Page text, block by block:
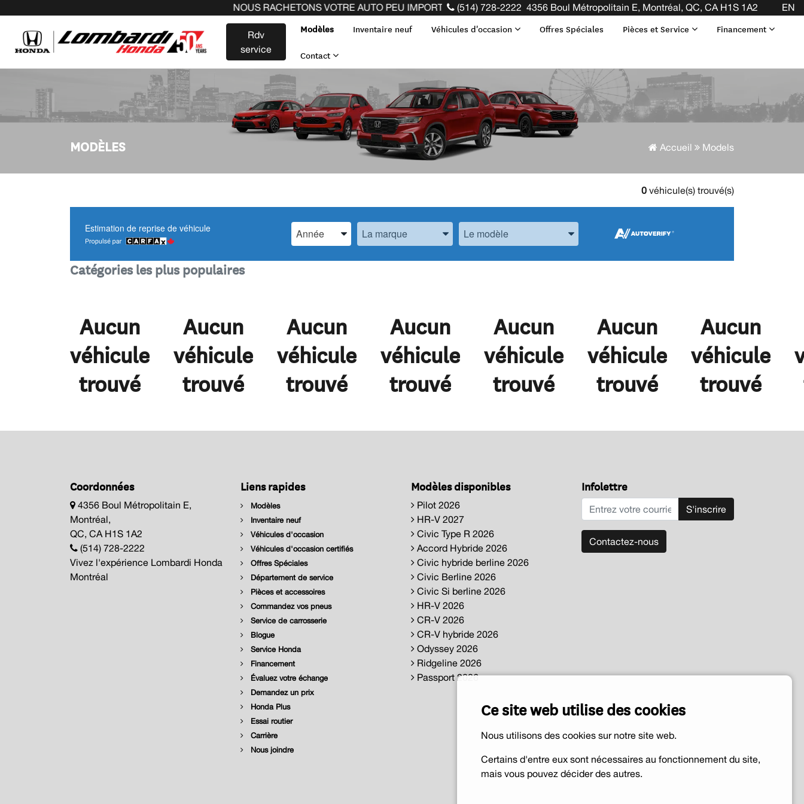
NOUS RACHETONS VOTRE AUTO PEU IMPORTE LA MARQUE AVANT LA FIN DE VOTRE BAIL ! CLIQUEZ ICI
(514) 728-2222 4356 Boul Métropolitain E, Montréal, QC, CA H1S 1A2 EN
Rdv
service
Modèles Inventaire neuf Véhicules d'occasion Offres Spéciales Pièces et Service Financement
Contact
Accueil Models
MODÈLES
0 véhicule(s) trouvé(s)
Estimation de reprise de véhicule Spécifiez l’Année, la Marque et le Modèle
Spécifiez l’Année, la Marque et le ModèleSpécifiez l’Année, la Marque et le Modèle
Catégories les plus populaires
Aucun
véhicule
trouvé
Aucun
véhicule
trouvé
Aucun
véhicule
trouvé
Aucun
véhicule
trouvé
Aucun
véhicule
trouvé
Aucun
véhicule
trouvé
Aucun
véhicule
trouvé
Coordonnées
4356 Boul Métropolitain E,
Montréal,
QC, CA H1S 1A2
(514) 728-2222
Vivez l'expérience Lombardi Honda
Montréal
Liens rapides
Modèles
Inventaire neuf
Véhicules d'occasion
Véhicules d'occasion certifiés
Offres Spéciales
Département de service
Pièces et accessoires
Commandez vos pneus
Service de carrosserie
Blogue
Service Honda
Financement
Évaluez votre échange
Demandez un prix
Honda Plus
Essai routier
Carrière
Nous joindre
Modèles disponibles
Pilot 2026
HR-V 2027
Civic Type R 2026
Accord Hybride 2026
Civic hybride berline 2026
Civic Berline 2026
Civic Si berline 2026
HR-V 2026
CR-V 2026
CR-V hybride 2026
Odyssey 2026
Ridgeline 2026
Passport 2026
Infolettre
S'inscrire
Contactez-nous
Ce site web utilise des cookies
Nous utilisons des cookies sur notre site web.
Certains d'entre eux sont nécessaires au fonctionnement du site,
mais vous pouvez décider des autres.